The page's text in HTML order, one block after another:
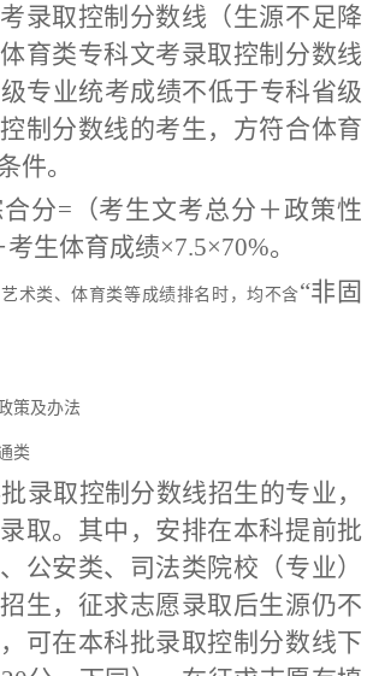
录取控制分数线（生源不足降
育类专科文考录取控制分数线
专业统考成绩不低于专科省级
制分数线的考生，方符合体育
件。
分=（考生文考总分＋政策性
生体育成绩×7.5×70%。
术类、体育类等成绩排名时，均不含“非固
策及办法
类
录取控制分数线招生的专业，
取。其中，安排在本科提前批
公安类、司法类院校（专业）
生，征求志愿录取后生源仍不
可在本科批录取控制分数线下